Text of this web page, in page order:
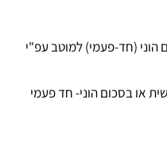
סוף שנת 2007, ישולמו בסכום הוני (חד-פעמי) למוטב עפ"י
בקצבה חודשית או בסכום הוני- חד פעמי